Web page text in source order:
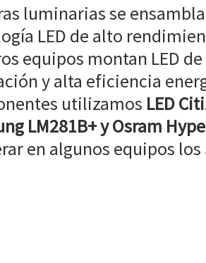
luminarias se
LED de alto
equipos montan LED
y alta eficiencia
utilizamos LED
LM281B+ y Osram
en algunos equipos los